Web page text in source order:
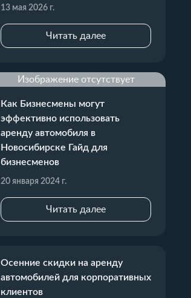
13 мая 2026 г.
Читать далее
Изображение отсутствует
Как Бизнесмены могут
эффективно использовать
аренду автомобиля в
Новосибирске Гайд для
бизнесменов
20 января 2024 г.
Читать далее
Осенние скидки на аренду
автомобилей для корпоративных
клиентов